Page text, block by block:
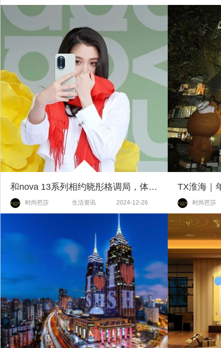
和nova 13系列相约晓彤格调局，体验超有格调的nova13香
时尚芭莎 生活资讯 2024-12-26 时尚芭莎